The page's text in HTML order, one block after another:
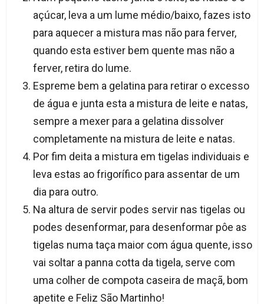
açúcar, leva a um lume médio/baixo, fazes isto
para aquecer a mistura mas não para ferver,
quando esta estiver bem quente mas não a
ferver, retira do lume.
Espreme bem a gelatina para retirar o excesso
de água e junta esta a mistura de leite e natas,
sempre a mexer para a gelatina dissolver
completamente na mistura de leite e natas.
Por fim deita a mistura em tigelas individuais e
leva estas ao frigorífico para assentar de um
dia para outro.
Na altura de servir podes servir nas tigelas ou
podes desenformar, para desenformar pôe as
tigelas numa taça maior com água quente, isso
vai soltar a panna cotta da tigela, serve com
uma colher de compota caseira de maçã, bom
apetite e Feliz São Martinho!